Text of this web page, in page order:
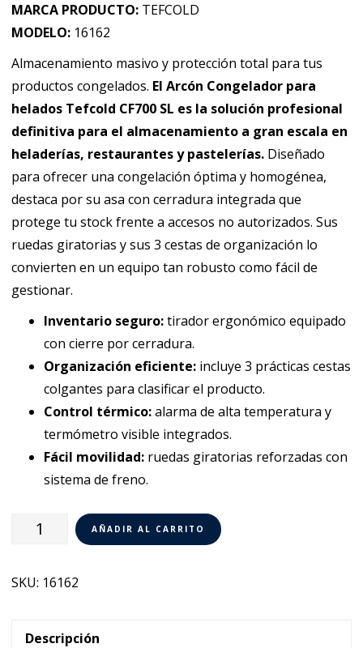
MARCA PRODUCTO: TEFCOLD
MODELO: 16162
Almacenamiento masivo y protección total para tus
productos congelados. El Arcón Congelador para
helados Tefcold CF700 SL es la solución profesional
definitiva para el almacenamiento a gran escala en
heladerías, restaurantes y pastelerías. Diseñado
para ofrecer una congelación óptima y homogénea,
destaca por su asa con cerradura integrada que
protege tu stock frente a accesos no autorizados. Sus
ruedas giratorias y sus 3 cestas de organización lo
convierten en un equipo tan robusto como fácil de
gestionar.
Inventario seguro:tirador ergonómico equipado
con cierre por cerradura.
Organización eficiente: incluye 3 prácticas cestas
colgantes para clasificar el producto.
Control térmico:alarma de alta temperatura y
termómetro visible integrados.
Fácil movilidad: ruedas giratorias reforzadas con
sistema de freno.
Arcón
Congelador
tapa
Tefcold
AÑADIR AL CARRITO
SKU: 16162
Descripción